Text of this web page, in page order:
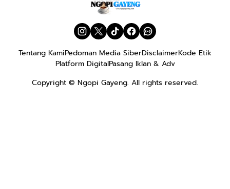
Tentang KamiPedoman Media SiberDisclaimerKode Etik
Platform DigitalPasang Iklan & Adv
Copyright © Ngopi Gayeng. All rights reserved.